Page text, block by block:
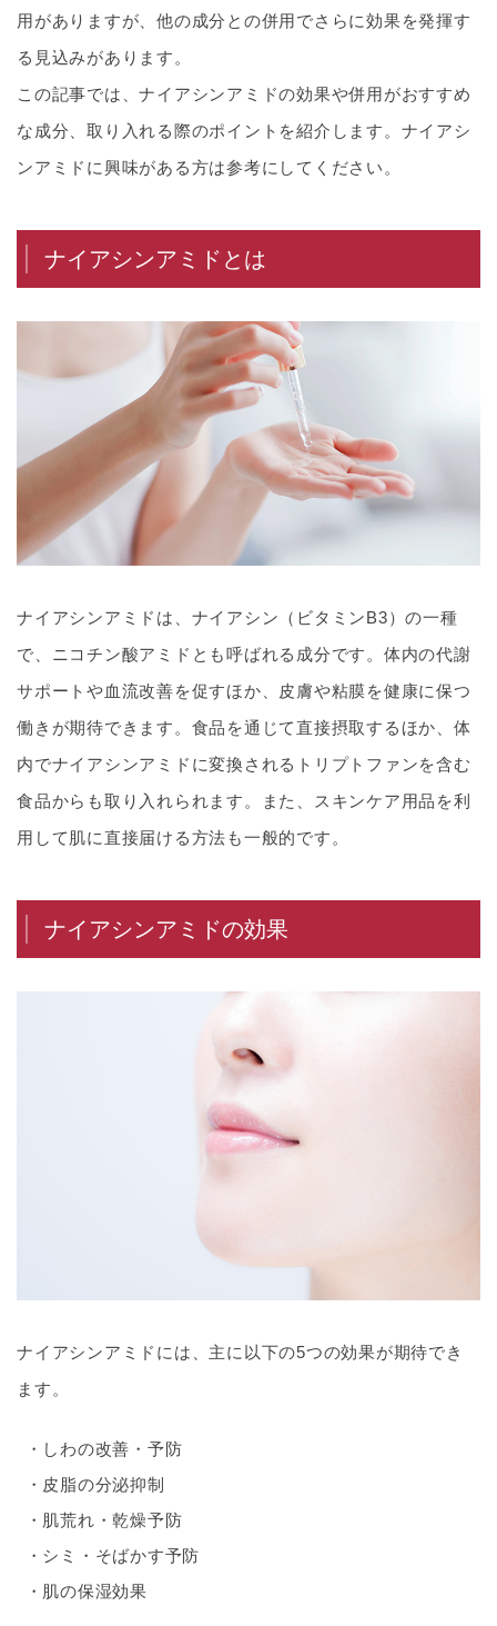
用がありますが、他の成分との併用でさらに効果を発揮す
る見込みがあります。
この記事では、ナイアシンアミドの効果や併用がおすすめ
な成分、取り入れる際のポイントを紹介します。ナイアシ
ンアミドに興味がある方は参考にしてください。
ナイアシンアミドとは
ナイアシンアミドは、ナイアシン（ビタミンB3）の一種
で、ニコチン酸アミドとも呼ばれる成分です。体内の代謝
サポートや血流改善を促すほか、皮膚や粘膜を健康に保つ
働きが期待できます。食品を通じて直接摂取するほか、体
内でナイアシンアミドに変換されるトリプトファンを含む
食品からも取り入れられます。また、スキンケア用品を利
用して肌に直接届ける方法も一般的です。
ナイアシンアミドの効果
ナイアシンアミドには、主に以下の5つの効果が期待でき
ます。
しわの改善・予防
皮脂の分泌抑制
肌荒れ・乾燥予防
シミ・そばかす予防
肌の保湿効果